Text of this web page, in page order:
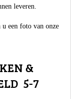
leveren.
u een foto van onze
&
5-7